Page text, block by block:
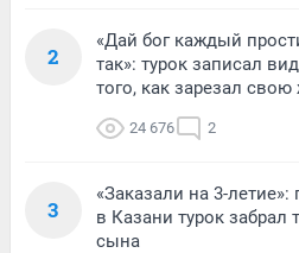
2
«Дай бог каждый
так»: турок записал
того, как зарезал
24 676 2
3
«Заказали на 3-
в Казани турок забрал
сына